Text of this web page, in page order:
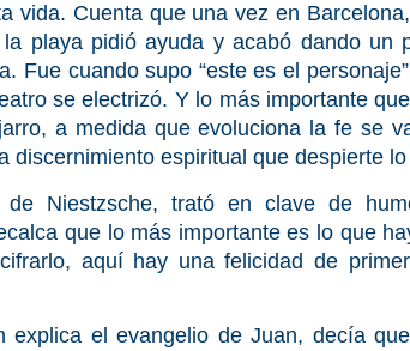
vida. Cuenta que una vez en
playa pidió ayuda y acabó dando un
Fue cuando supo “este es el
se electrizó. Y lo más importante
a medida que evoluciona la fe se
discernimiento espiritual que despierte
de Niestzsche, trató en clave de
que lo más importante es lo que
aquí hay una felicidad de
explica el evangelio de Juan, decía